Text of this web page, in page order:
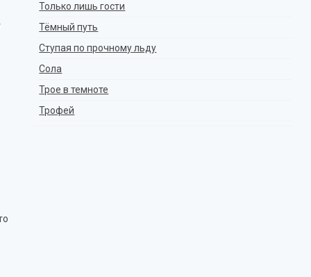
Только лишь гости
Тёмный путь
Ступая по прочному льду
Сола
Трое в темноте
Трофей